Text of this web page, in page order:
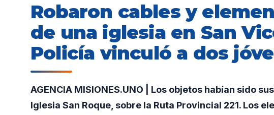
Robaron cables y
de una iglesia en San
Policía vinculó a dos
AGENCIA MISIONES.UNO | Los objetos habían sido
Iglesia San Roque, sobre la Ruta Provincial 221. Los